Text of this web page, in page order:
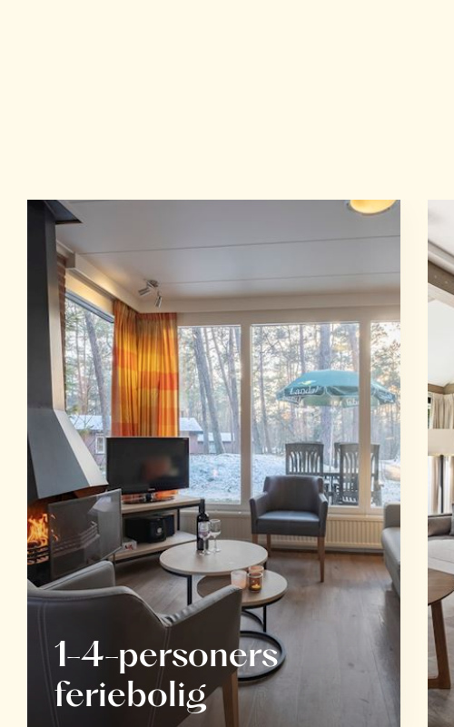
1-4-personers
feriebolig